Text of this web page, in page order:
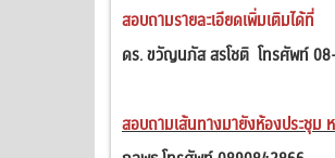
สอบถามรายละเอียดเพิ่มเติมได้ที่
ดร. ขวัญนภัส สรโชติโทรศัพท์
สอบถามเส้นทางมายังห้องประชุม